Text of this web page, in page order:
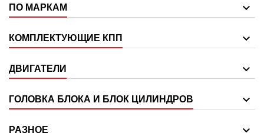
ПО МАРКАМ
КОМПЛЕКТУЮЩИЕ КПП
ДВИГАТЕЛИ
ГОЛОВКА БЛОКА И БЛОК ЦИЛИНДРОВ
РАЗНОЕ